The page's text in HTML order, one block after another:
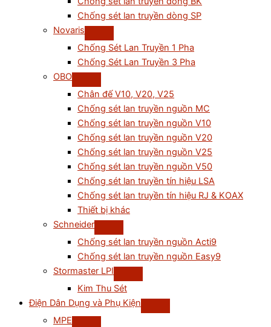
Chống sét lan truyền dòng SP
Novaris
Chống Sét Lan Truyền 1 Pha
Chống Sét Lan Truyền 3 Pha
OBO
Chân đế V10, V20, V25
Chống sét lan truyền nguồn MC
Chống sét lan truyền nguồn V10
Chống sét lan truyền nguồn V20
Chống sét lan truyền nguồn V25
Chống sét lan truyền nguồn V50
Chống sét lan truyền tín hiệu LSA
Chống sét lan truyền tín hiệu RJ & KOAX
Thiết bị khác
Schneider
Chống sét lan truyền nguồn Acti9
Chống sét lan truyền nguồn Easy9
Stormaster LPI
Kim Thu Sét
Điện Dân Dụng và Phụ Kiện
MPE